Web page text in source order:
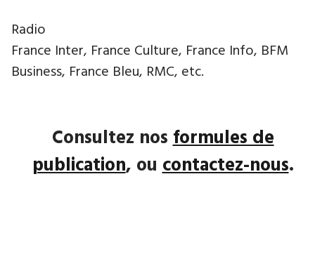
Radio
France Inter, France Culture, France Info, BFM
Business, France Bleu, RMC, etc.
Consultez nosformules de
publication, oucontactez-nous.